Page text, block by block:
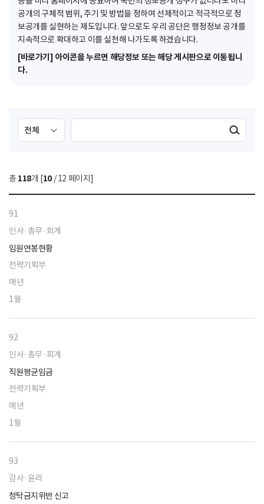
공개의 구체적 범위, 주기 및 방법을 정하여 선제적이고 적극적으로 정
보공개를 실현하는 제도입니다. 앞으로도 우리 공단은 행정정보 공개를
지속적으로 확대하고 이를 실천해 나가도록 하겠습니다.
[바로가기] 아이콘을 누르면 해당정보 또는 해당 게시판으로 이동됩니
다.
검
색
선
택
색
검색실행
총 118개 [10 / 12 페이지]
91
인사·총무·회계
임원연봉현황
전략기획부
매년
1월
92
인사·총무·회계
직원평균임금
전략기획부
매년
1월
93
감사·윤리
청탁금지위반 신고